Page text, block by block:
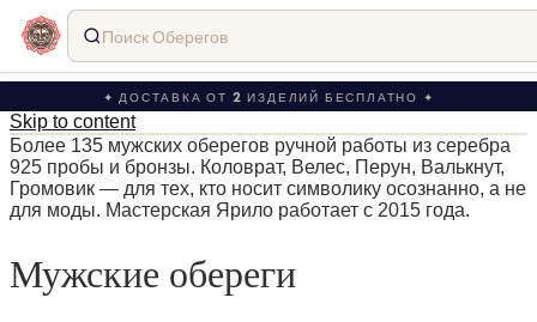
✦ ДОСТАВКА ОТ 2 ИЗДЕЛИЙ БЕСПЛАТНО ✦
Skip to content
Более 135 мужских оберегов ручной работы из серебра
925 пробы и бронзы. Коловрат, Велес, Перун, Валькнут,
Громовик — для тех, кто носит символику осознанно, а не
для моды. Мастерская Ярило работает с 2015 года.
Мужские обереги
Поиск Оберегов